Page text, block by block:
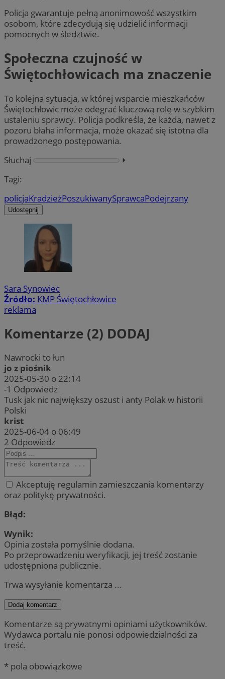
Policja gwarantuje pełną anonimowość wszystkim
osobom, które zdecydują się udzielić informacji
pomocnych w śledztwie.
Społeczna czujność w
Świętochłowicach ma znaczenie
To kolejna sytuacja, w której wsparcie mieszkańców
Świętochłowic może odegrać kluczową rolę w szybkim
ustaleniu sprawcy. Policja podkreśla, że każda, nawet z
pozoru błaha informacja, może okazać się istotna dla
prowadzonego postępowania.
Słuchaj
⏵︎
Tagi:
policjaKradzieżPoszukiwanySprawcaPodejrzany
Udostępnij
Sara Synowiec
Źródło: KMP Świętochłowice
reklama
Komentarze (2) DODAJ
Nawrocki to łun
jo z piośnik
2025-05-30 o 22:14
-1 Odpowiedz
Tusk jak nic największy oszust i anty Polak w historii
Polski
krist
2025-06-04 o 06:49
2 Odpowiedz
Akceptuję regulamin zamieszczania komentarzy
oraz politykę prywatności.
Błąd:
Wynik:
Opinia została pomyślnie dodana.
Po przeprowadzeniu weryfikacji, jej treść zostanie
udostępniona publicznie.
Trwa wysyłanie komentarza ...
Dodaj komentarz
Komentarze są prywatnymi opiniami użytkowników.
Wydawca portalu nie ponosi odpowiedzialności za
treść.
* pola obowiązkowe